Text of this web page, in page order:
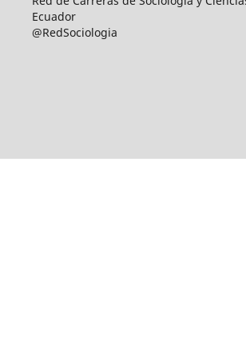
Ecuador
@RedSociologia